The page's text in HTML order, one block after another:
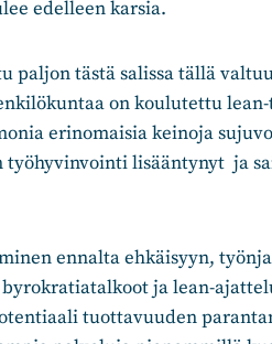
edelleen karsia.
paljon tästä salissa tällä
on koulutettu
erinomaisia keinoja
lisääntynyt ja
ennalta ehkäisyyn,
ja lean-
tuottavuuden